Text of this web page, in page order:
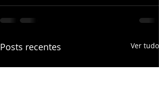
Posts recentes Ver tudo